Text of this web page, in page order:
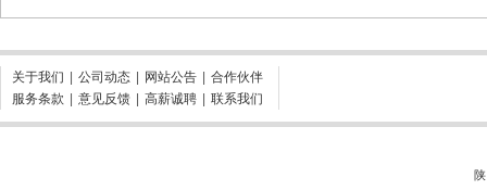
关于我们 公司动态 网站公告
合作伙伴
服务条款
意见反馈 高薪诚聘 联系我们